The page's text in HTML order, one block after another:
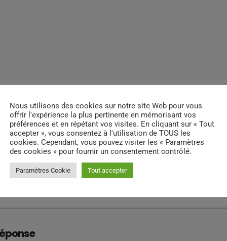
D’ARTICLES (0)
Nous utilisons des cookies sur notre site Web pour vous
offrir l'expérience la plus pertinente en mémorisant vos
préférences et en répétant vos visites. En cliquant sur « Tout
accepter », vous consentez à l'utilisation de TOUS les
cookies. Cependant, vous pouvez visiter les « Paramètres
des cookies » pour fournir un consentement contrôlé.
Paramètres Cookie Tout accepter